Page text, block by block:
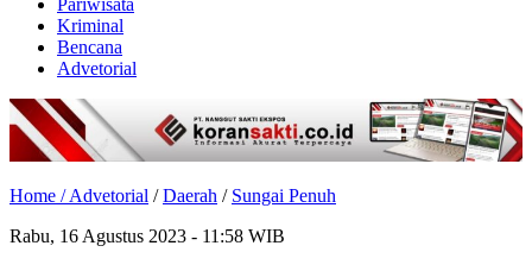
Pariwisata
Kriminal
Bencana
Advetorial
Home /Advetorial /Daerah / Sungai Penuh
Rabu, 16 Agustus 2023 - 11:58 WIB